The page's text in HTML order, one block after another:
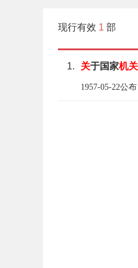
现行有效 1 部
1. 关于国家机关
1957-05-22公布